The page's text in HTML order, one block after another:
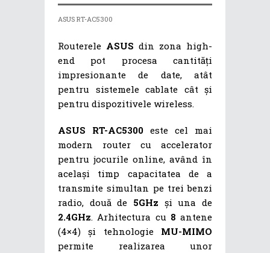
ASUS RT-AC5300
Routerele ASUS din zona high-
end pot procesa cantități
impresionante de date, atât
pentru sistemele cablate cât și
pentru dispozitivele wireless.
ASUS RT-AC5300 este cel mai
modern router cu accelerator
pentru jocurile online, având în
același timp capacitatea de a
transmite simultan pe trei benzi
radio, două de 5GHz și una de
2.4GHz. Arhitectura cu 8 antene
(4×4) și tehnologie MU-MIMO
permite realizarea unor